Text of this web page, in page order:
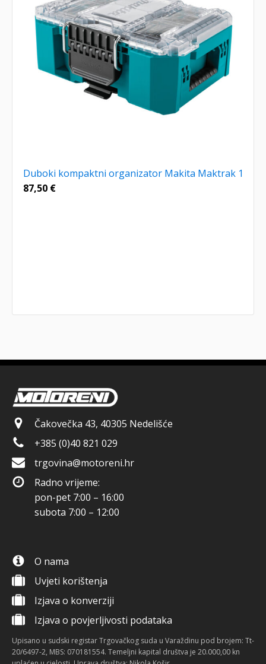
Duboki kompaktni organizator Makita Maktrak 1
87,50 €
Čakovečka 43, 40305 Nedelišće
+385 (0)40 821 029
trgovina@motoreni.hr
Radno vrijeme:
pon-pet 7:00 – 16:00
subota 7:00 – 12:00
O nama
Uvjeti korištenja
Izjava o konverziji
Izjava o povjerljivosti podataka
Upisano u sudski registar Trgovačkog suda u Varaždinu pod brojem: Tt-
20/6497-2, MBS: 070181554. Temeljni kapital društva je 20.000,00 kn